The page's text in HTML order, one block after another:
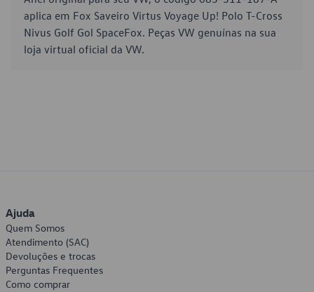
aplica em Fox Saveiro Virtus Voyage Up! Polo T-Cross
Nivus Golf Gol SpaceFox. Peças VW genuínas na sua
loja virtual oficial da VW.
Ajuda
Quem Somos
Atendimento (SAC)
Devoluções e trocas
Perguntas Frequentes
Como comprar